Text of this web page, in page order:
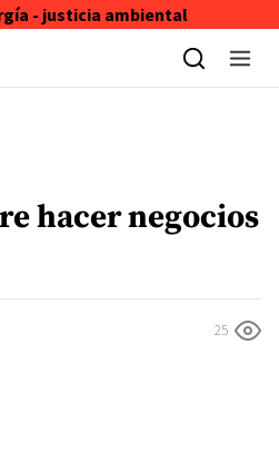
- justicia ambiental
hacer negocios
25